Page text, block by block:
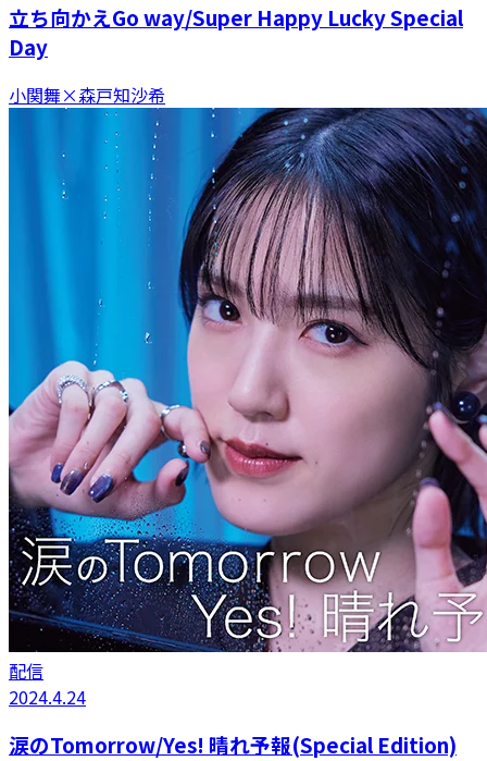
立ち向かえGo way/Super Happy Lucky Special
Day
小関舞×森戸知沙希
配信
2024.4.24
涙のTomorrow/Yes! 晴れ予報(Special Edition)